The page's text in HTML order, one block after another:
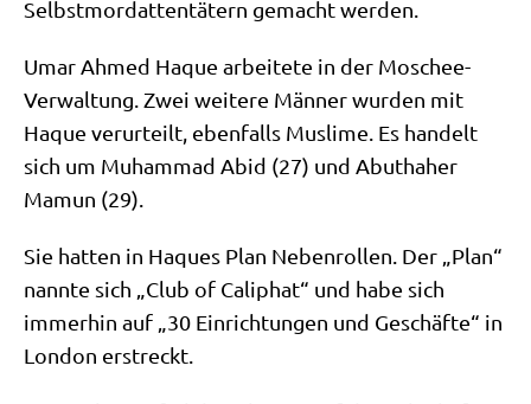
Selbst­mord­at­ten­tä­tern gemacht werden.
Umar Ahmed Haque arbei­te­te in der Moschee-
Ver­wal­tung. Zwei wei­te­re Män­ner wur­den mit
Haque ver­ur­teilt, eben­falls Mus­li­me. Es han­delt
sich um Muham­mad Abid (27) und Abut­ha­her
Mamun (29).
Sie hat­ten in Haques Plan Neben­rol­len. Der „Plan“
nann­te sich „Club of Cali­phat“ und habe sich
immer­hin auf „30 Ein­rich­tun­gen und Geschäf­te“ in
Lon­don erstreckt.